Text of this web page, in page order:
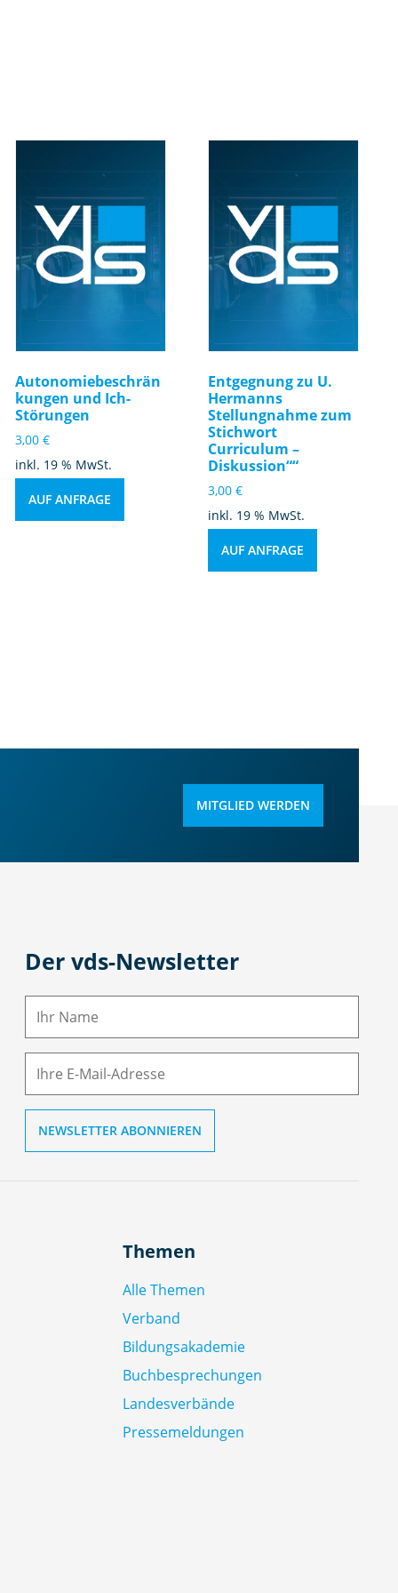
Autonomiebeschrän
kungen und Ich-
Störungen
3,00€
inkl. 19 % MwSt.
AUF ANFRAGE
Entgegnung zu U.
Hermanns
Stellungnahme zum
Stichwort
Curriculum –
Diskussion““
3,00€
inkl. 19 % MwSt.
AUF ANFRAGE
MITGLIED WERDEN
Der vds-Newsletter
N
M
Themen
Alle Themen
Verband
Bildungsakademie
Buchbesprechungen
Landesverbände
Pressemeldungen